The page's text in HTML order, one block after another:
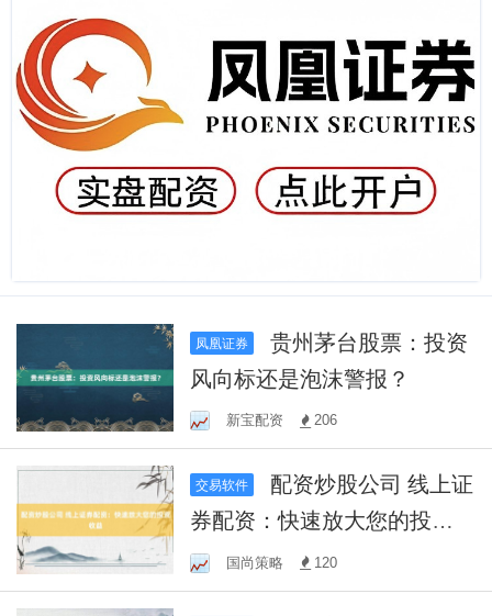
凤凰证券
贵州茅台股票：投资
风向标还是泡沫警报？
新宝配资 206
交易软件
券配资：快速放大您的投资
收益国尚策略 120